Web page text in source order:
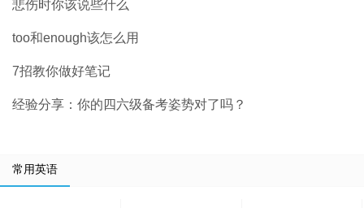
悲伤时你该说些什么
too和enough该怎么用
7招教你做好笔记
经验分享：你的四六级备考姿势对了吗？
常用英语